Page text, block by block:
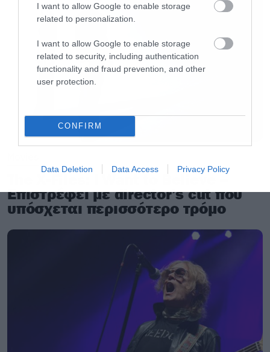
I want to allow Google to enable storage
related to personalization.
I want to allow Google to enable storage
related to security, including authentication
functionality and fraud prevention, and other
user protection.
CONFIRM
Data Deletion Data Access Privacy Policy
Το ζευγάρι έχει διορία μέχρι τα μεσάνυχτα της
επόμενης ημέρα για να πάρει την απόφαση του
The X-Files: I Want to Believe –
Επιστρέφει με director’s cut που
υπόσχεται περισσότερο τρόμο